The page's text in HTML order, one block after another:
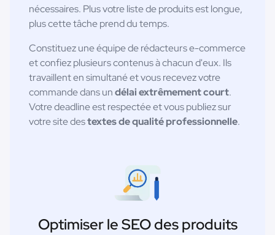
nécessaires. Plus votre liste de produits est longue,
plus cette tâche prend du temps.
Constituez une équipe de rédacteurs e-commerce
et confiez plusieurs contenus à chacun d'eux. Ils
travaillent en simultané et vous recevez votre
commande dans undélai extrêmement court.
Votre deadline est respectée et vous publiez sur
votre site destextes de qualité professionnelle.
Optimiser le SEO des produits